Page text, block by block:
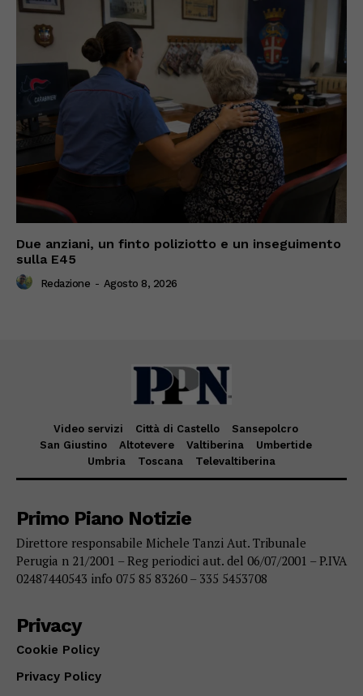
Due anziani, un finto poliziotto e un inseguimento
sulla E45
Redazione - Agosto 8, 2026
Video servizi Città di Castello
Sansepolcro
San Giustino
Altotevere Valtiberina
Umbertide
Umbria
Toscana Televaltiberina
Primo Piano Notizie
Direttore responsabile Michele Tanzi Aut. Tribunale
Perugia n 21/2001 – Reg periodici aut. del 06/07/2001 – P.IVA
02487440543 info 075 85 83260 – 335 5453708
Privacy
Cookie Policy
Privacy Policy